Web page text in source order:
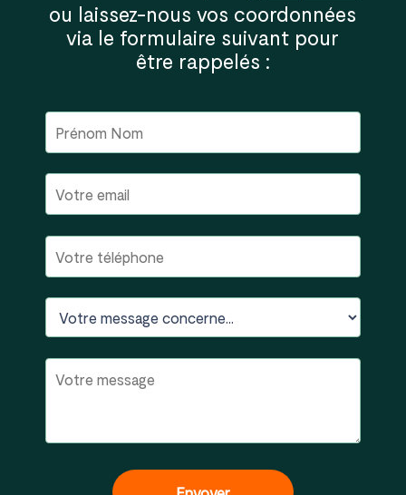
ou laissez-nous vos coordonnées
via le formulaire suivant pour
être rappelés :